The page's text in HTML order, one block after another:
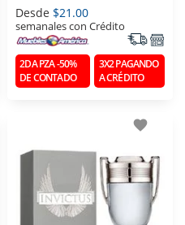
Desde $21.00
semanales con Crédito
2DA PZA -50%
DE CONTADO
3X2 PAGANDO
A CRÉDITO
favorite